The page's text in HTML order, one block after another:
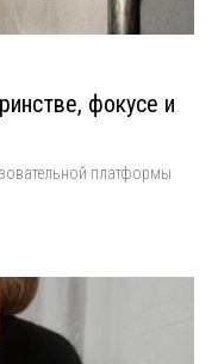
фокусе и
платформы